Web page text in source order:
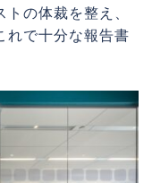
の体裁を整え、
れで十分な報告書